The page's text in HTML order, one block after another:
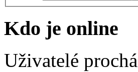
Kdo je online
Uživatelé